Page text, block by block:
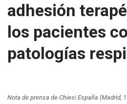
adhesión
los pacientes
patologías
Nota de prensa de Chiesi España (Madrid,